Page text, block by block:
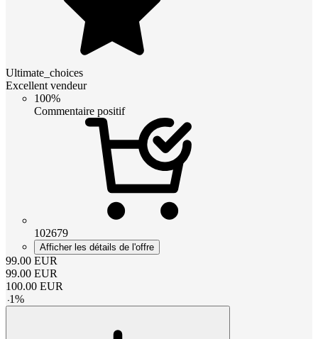
Ultimate_choices
Excellent vendeur
100%
Commentaire positif
102679
Afficher les détails de l'offre
99.00 EUR
99.00 EUR
100.00 EUR
-1%